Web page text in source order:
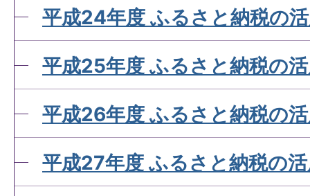
平成24年度 ふるさと納税の
平成25年度 ふるさと納税の
平成26年度 ふるさと納税の
平成27年度 ふるさと納税の